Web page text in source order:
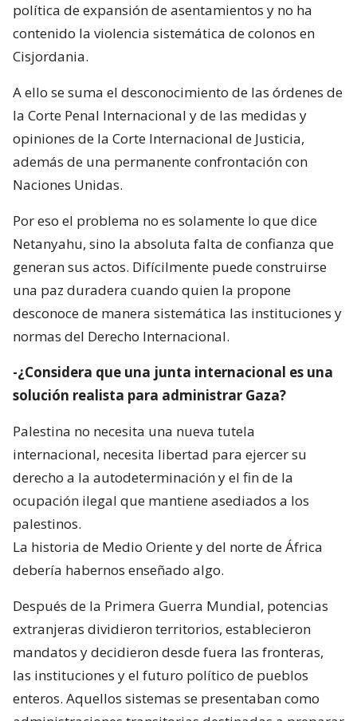
política de expansión de asentamientos y no ha
contenido la violencia sistemática de colonos en
Cisjordania.
A ello se suma el desconocimiento de las órdenes de
la Corte Penal Internacional y de las medidas y
opiniones de la Corte Internacional de Justicia,
además de una permanente confrontación con
Naciones Unidas.
Por eso el problema no es solamente lo que dice
Netanyahu, sino la absoluta falta de confianza que
generan sus actos. Difícilmente puede construirse
una paz duradera cuando quien la propone
desconoce de manera sistemática las instituciones y
normas del Derecho Internacional.
-¿Considera que una junta internacional es una
solución realista para administrar Gaza?
Palestina no necesita una nueva tutela
internacional, necesita libertad para ejercer su
derecho a la autodeterminación y el fin de la
ocupación ilegal que mantiene asediados a los
palestinos.
La historia de Medio Oriente y del norte de África
debería habernos enseñado algo.
Después de la Primera Guerra Mundial, potencias
extranjeras dividieron territorios, establecieron
mandatos y decidieron desde fuera las fronteras,
las instituciones y el futuro político de pueblos
enteros. Aquellos sistemas se presentaban como